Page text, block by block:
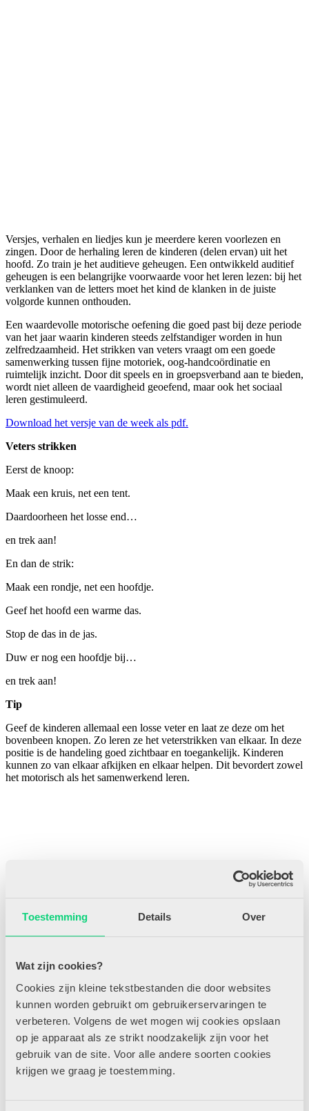
Toestemming Details Over
Wat zijn cookies?
Cookies zijn kleine tekstbestanden die door websites
kunnen worden gebruikt om gebruikerservaringen te
verbeteren. Volgens de wet mogen wij cookies opslaan
op je apparaat als ze strikt noodzakelijk zijn voor het
gebruik van de site. Voor alle andere soorten cookies
krijgen we graag je toestemming.
Versjes, verhalen en liedjes kun je meerdere keren voorlezen en
zingen. Door de herhaling leren de kinderen (delen ervan) uit het
hoofd. Zo train je het auditieve geheugen. Een ontwikkeld auditief
geheugen is een belangrijke voorwaarde voor het leren lezen: bij het
verklanken van de letters moet het kind de klanken in de juiste
volgorde kunnen onthouden.
Een waardevolle motorische oefening die goed past bij deze periode
van het jaar waarin kinderen steeds zelfstandiger worden in hun
zelfredzaamheid. Het strikken van veters vraagt om een goede
samenwerking tussen fijne motoriek, oog-handcoördinatie en
ruimtelijk inzicht. Door dit speels en in groepsverband aan te bieden,
wordt niet alleen de vaardigheid geoefend, maar ook het sociaal
leren gestimuleerd.
Download het versje van de week als pdf.
Veters strikken
Eerst de knoop:
Maak een kruis, net een tent.
Daardoorheen het losse end…
en trek aan!
En dan de strik:
Maak een rondje, net een hoofdje.
Geef het hoofd een warme das.
Stop de das in de jas.
Duw er nog een hoofdje bij…
en trek aan!
Tip
Geef de kinderen allemaal een losse veter en laat ze deze om het
bovenbeen knopen. Zo leren ze het veterstrikken van elkaar. In deze
positie is de handeling goed zichtbaar en toegankelijk. Kinderen
kunnen zo van elkaar afkijken en elkaar helpen. Dit bevordert zowel
het motorisch als het samenwerkend leren.
27/08/2019
Kom van die stoel!